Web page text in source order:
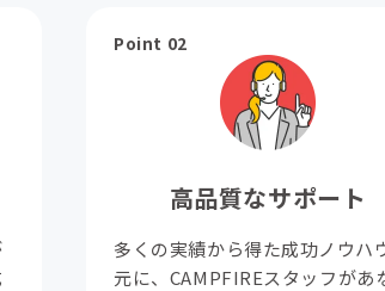
Point 02
高品質なサポート
多くの実績から得た成功ノウハ
元に、CAMPFIREスタッフがあ